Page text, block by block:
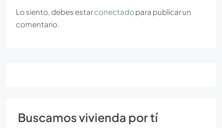
Lo siento, debes estarconectado para publicar un
comentario.
Buscamos vivienda por tí